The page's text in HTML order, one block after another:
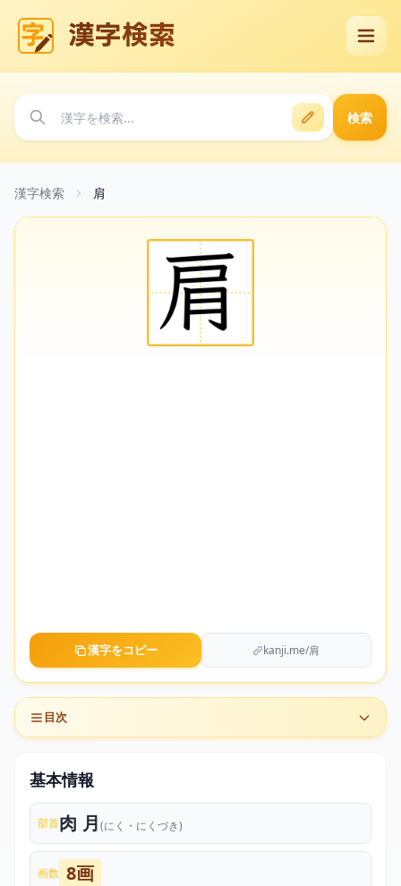
漢字検索
検索
漢字検索 肩
漢字をコピー kanji.me/肩
目次
基本情報
部首肉 月 (にく・にくづき)
画数 8画